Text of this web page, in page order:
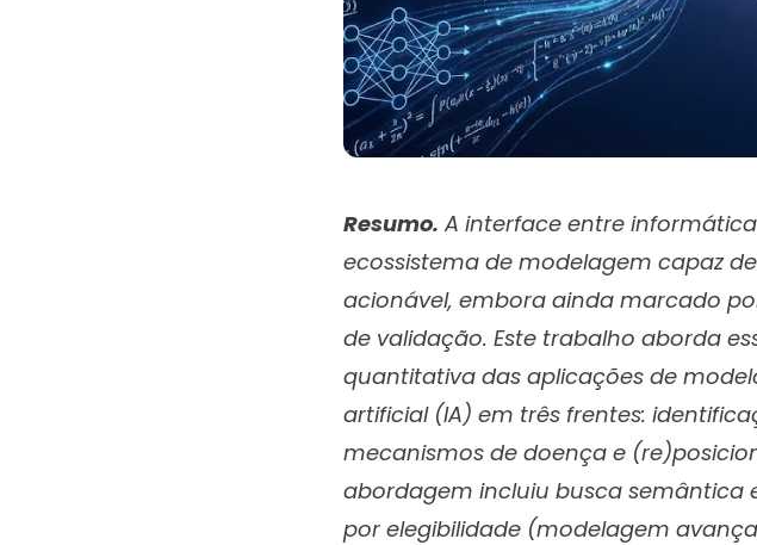
Resumo. A interface entre
ecossistema de modelagem capaz
acionável, embora ainda marcado
de validação. Este trabalho aborda
quantitativa das aplicações de
artificial (IA) em três frentes:
mecanismos de doença e
abordagem incluiu busca semântica
por elegibilidade (modelagem